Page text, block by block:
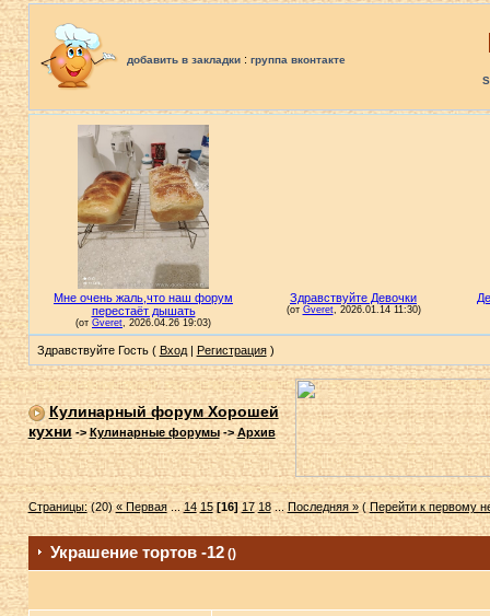
добавить в закладки: группа вконтакте
Здравствуйте Гость ( Вход| Регистрация)
Кулинарный форум Хорошей
кухни->Кулинарные форумы->Архив
Страницы:(20)« Первая...14 15 [16] 17 18...Последняя »( Перейти к первому
Украшение тортов -12()